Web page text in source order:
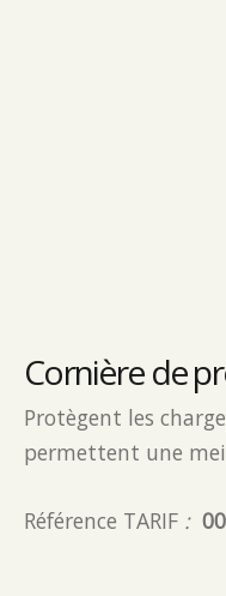
Cornière de
Protègent les
permettent une
Référence TARIF :